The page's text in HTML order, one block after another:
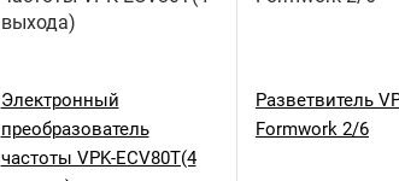
Электронный
преобразователь
частоты VPK-ECV80T(4
Разветвитель
Formwork 2/6